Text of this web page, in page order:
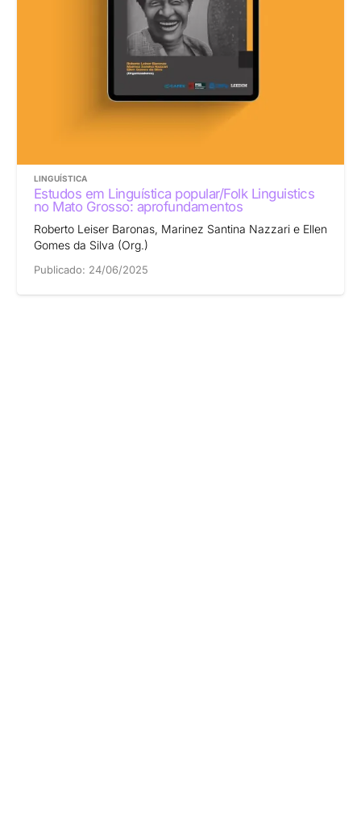
LINGUÍSTICA
Estudos em Linguística popular/Folk Linguistics
no Mato Grosso: aprofundamentos
Roberto Leiser Baronas, Marinez Santina Nazzari e Ellen
Gomes da Silva (Org.)
Publicado: 24/06/2025